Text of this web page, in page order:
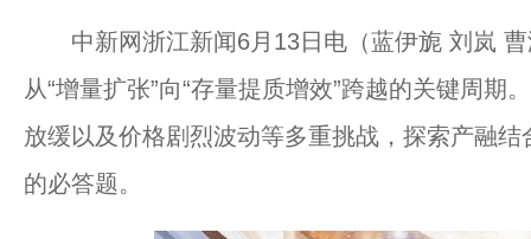
中新网浙江新闻6月13日电（蓝伊旎 刘岚 曹
从“增量扩张”向“存量提质增效”跨越的关键周
放缓以及价格剧烈波动等多重挑战，探索产融
的必答题。